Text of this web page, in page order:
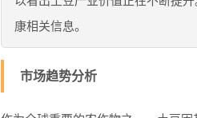
康相关信息。
市场趋势分析